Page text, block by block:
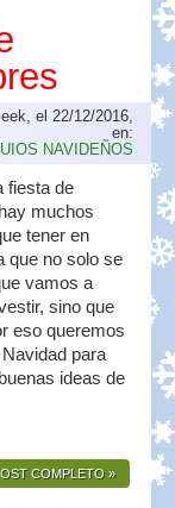
el 22/12/2016,
en:
NAVIDEÑOS
fiesta de
muchos
tener en
que no solo se
vamos a
sino que
eso queremos
para
ideas de
COMPLETO »